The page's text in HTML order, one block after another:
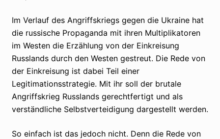
Im Verlauf des Angriffskriegs gegen die Ukraine hat
die russische Propaganda mit ihren Multiplikatoren
im Westen die Erzählung von der Einkreisung
Russlands durch den Westen gestreut. Die Rede von
der Einkreisung ist dabei Teil einer
Legitimationsstrategie. Mit ihr soll der brutale
Angriffskrieg Russlands gerechtfertigt und als
verständliche Selbstverteidigung dargestellt werden.
So einfach ist das jedoch nicht. Denn die Rede von